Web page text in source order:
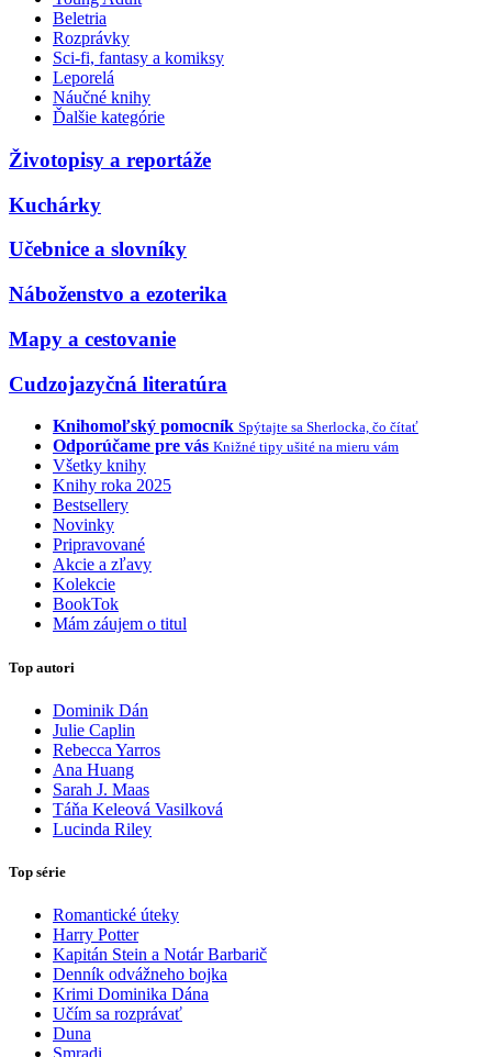
Beletria
Rozprávky
Sci-fi, fantasy a komiksy
Leporelá
Náučné knihy
Ďalšie kategórie
Životopisy a reportáže
Kuchárky
Učebnice a slovníky
Náboženstvo a ezoterika
Mapy a cestovanie
Cudzojazyčná literatúra
Knihomoľský pomocník Spýtajte sa Sherlocka, čo čítať
Odporúčame pre vás Knižné tipy ušité na mieru vám
Všetky knihy
Knihy roka 2025
Bestsellery
Novinky
Pripravované
Akcie a zľavy
Kolekcie
BookTok
Mám záujem o titul
Top autori
Dominik Dán
Julie Caplin
Rebecca Yarros
Ana Huang
Sarah J. Maas
Táňa Keleová Vasilková
Lucinda Riley
Top série
Romantické úteky
Harry Potter
Kapitán Stein a Notár Barbarič
Denník odvážneho bojka
Krimi Dominika Dána
Učím sa rozprávať
Duna
Smradi